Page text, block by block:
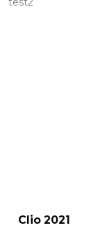
Clio 2021